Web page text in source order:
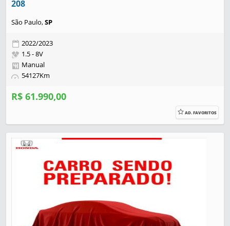
208
São Paulo,SP
2022/2023
1.5 - 8V
Manual
54127Km
R$ 61.990,00
AD. FAVORITOS